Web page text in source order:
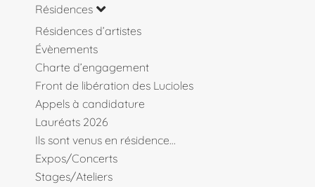
Résidences
Résidences d’artistes
Évènements
Charte d’engagement
Front de libération des Lucioles
Appels à candidature
Lauréats 2026
Ils sont venus en résidence…
Expos/Concerts
Stages/Ateliers